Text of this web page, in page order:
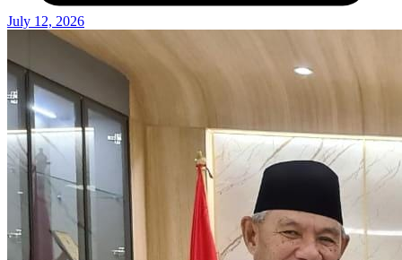
July 12, 2026